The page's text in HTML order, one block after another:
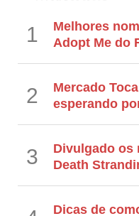
1
Melhores
Adopt Me do
2
Mercado
esperando
3
Divulgado os
Death
Dicas de